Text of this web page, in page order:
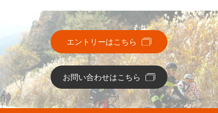
エントリーはこちら
お問い合わせはこちら